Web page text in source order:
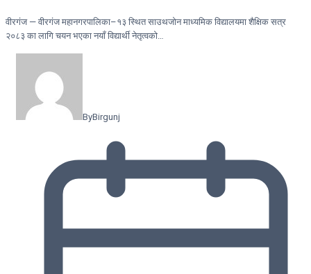
वीरगंज — वीरगंज महानगरपालिका–१३ स्थित साउथजोन माध्यमिक विद्यालयमा शैक्षिक सत्र
२०८३ का लागि चयन भएका नयाँ विद्यार्थी नेतृत्वको…
ByBirgunj